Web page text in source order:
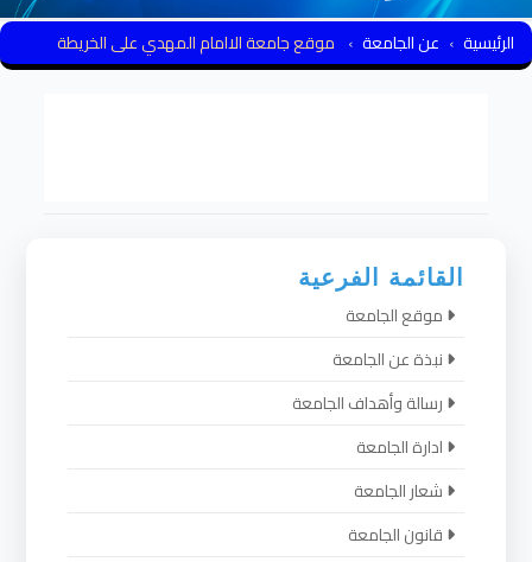
الرئيسية عن الجامعة موقع جامعة الاامام المهدي على الخريطة
القائمة الفرعية
موقع الجامعة
نبذة عن الجامعة
رسالة وأهداف الجامعة
ادارة الجامعة
شعار الجامعة
قانون الجامعة